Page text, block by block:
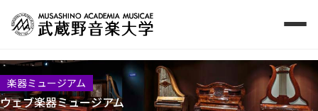
楽器ミュージアム
ウェブ楽器ミュージアム